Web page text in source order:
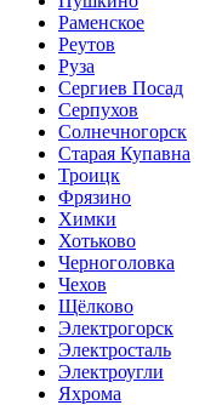
Раменское
Реутов
Руза
Сергиев Посад
Серпухов
Солнечногорск
Старая Купавна
Троицк
Фрязино
Химки
Хотьково
Черноголовка
Чехов
Щёлково
Электрогорск
Электросталь
Электроугли
Яхрома